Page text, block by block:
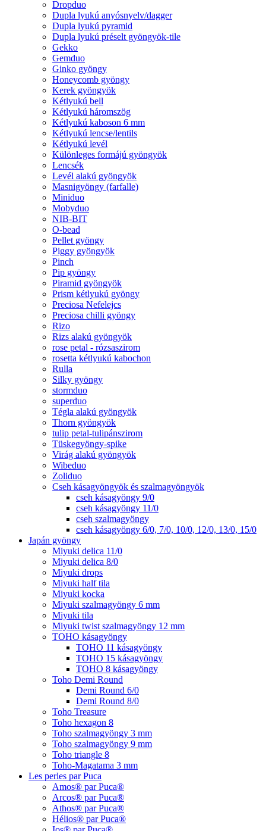
Dropduo
Dupla lyukú anyósnyelv/dagger
Dupla lyukú pyramid
Dupla lyukú préselt gyöngyök-tile
Gekko
Gemduo
Ginko gyöngy
Honeycomb gyöngy
Kerek gyöngyök
Kétlyukú bell
Kétlyukú háromszög
Kétlyukú kaboson 6 mm
Kétlyukú lencse/lentils
Kétlyukú levél
Különleges formájú gyöngyök
Lencsék
Levél alakú gyöngyök
Masnigyöngy (farfalle)
Miniduo
Mobyduo
NIB-BIT
O-bead
Pellet gyöngy
Piggy gyöngyök
Pinch
Pip gyöngy
Piramid gyöngyök
Prism kétlyukú gyöngy
Preciosa Nefelejcs
Preciosa chilli gyöngy
Rizo
Rizs alakú gyöngyök
rose petal - rózsaszirom
rosetta kétlyukú kabochon
Rulla
Silky gyöngy
stormduo
superduo
Tégla alakú gyöngyök
Thorn gyöngyök
tulip petal-tulipánszirom
Tüskegyöngy-spike
Virág alakú gyöngyök
Wibeduo
Zoliduo
Cseh kásagyöngyök és szalmagyöngyök
cseh kásagyöngy 9/0
cseh kásagyöngy 11/0
cseh szalmagyöngy
cseh kásagyöngy 6/0, 7/0, 10/0, 12/0, 13/0, 15/0
Japán gyöngy
Miyuki delica 11/0
Miyuki delica 8/0
Miyuki drops
Miyuki half tila
Miyuki kocka
Miyuki szalmagyöngy 6 mm
Miyuki tila
Miyuki twist szalmagyöngy 12 mm
TOHO kásagyöngy
TOHO 11 kásagyöngy
TOHO 15 kásagyöngy
TOHO 8 kásagyöngy
Toho Demi Round
Demi Round 6/0
Demi Round 8/0
Toho Treasure
Toho hexagon 8
Toho szalmagyöngy 3 mm
Toho szalmagyöngy 9 mm
Toho triangle 8
Toho-Magatama 3 mm
Les perles par Puca
Amos® par Puca®
Arcos® par Puca®
Athos® par Puca®
Hélios® par Puca®